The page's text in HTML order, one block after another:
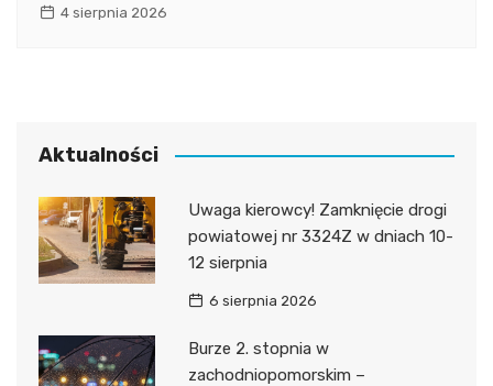
4 sierpnia 2026
Aktualności
Uwaga kierowcy! Zamknięcie drogi
powiatowej nr 3324Z w dniach 10-
12 sierpnia
6 sierpnia 2026
Burze 2. stopnia w
zachodniopomorskim –